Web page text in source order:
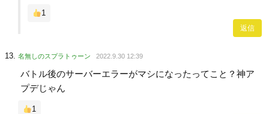
1
返信
名無しのスプラトゥーン 2022.9.30 12:39
バトル後のサーバーエラーがマシになったってこと？神ア
プデじゃん
1